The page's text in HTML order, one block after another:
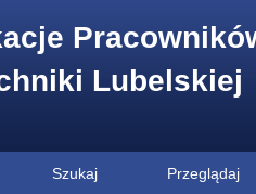
Lubelskiej
Szukaj Przeglądaj